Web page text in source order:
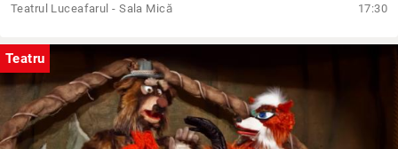
Teatrul Luceafarul - Sala Mică 17:30
Teatru